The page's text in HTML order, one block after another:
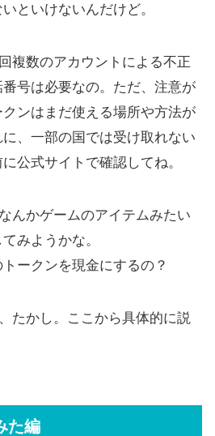
といけないんだけど。
複数のアカウントによる不正
号は必要なの。ただ、注意が
ンはまだ使える場所や方法が
、一部の国では受け取れない
公式サイトで確認してね。
んかゲームのアイテムみたい
みようかな。
ークンを現金にするの？
たかし。ここから具体的に説
た編